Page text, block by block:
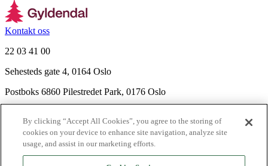
Kontakt oss
22 03 41 00
Sehesteds gate 4, 0164 Oslo
Postboks 6860 Pilestredet Park, 0176 Oslo
Nyhetsbrev
Ledige stillinger
Send inn manus
By clicking “Accept All Cookies”, you agree to the storing of
cookies on your device to enhance site navigation, analyze site
usage, and assist in our marketing efforts.